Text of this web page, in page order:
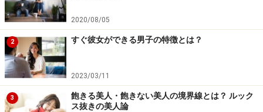
2020/08/05
2 すぐ彼女ができる男子の特徴とは？
2023/03/11
3
飽きる美人・飽きない美人の境界線とは？ ルック
ス抜きの美人論